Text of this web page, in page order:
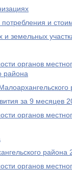
и
земельных
органов
района
за 9 месяцев
органов
района
органов